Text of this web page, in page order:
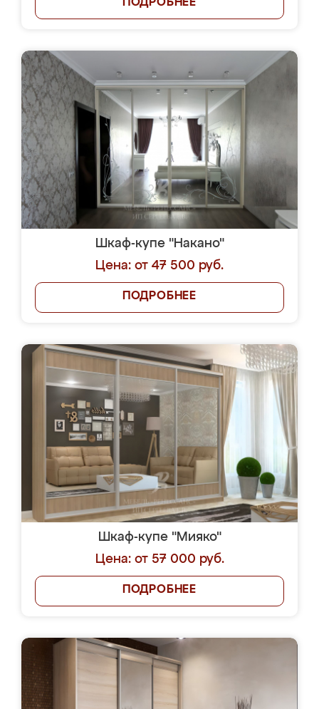
ПОДРОБНЕЕ
Шкаф-купе "Накано"
Цена: от 47 500 руб.
ПОДРОБНЕЕ
Шкаф-купе "Мияко"
Цена: от 57 000 руб.
ПОДРОБНЕЕ